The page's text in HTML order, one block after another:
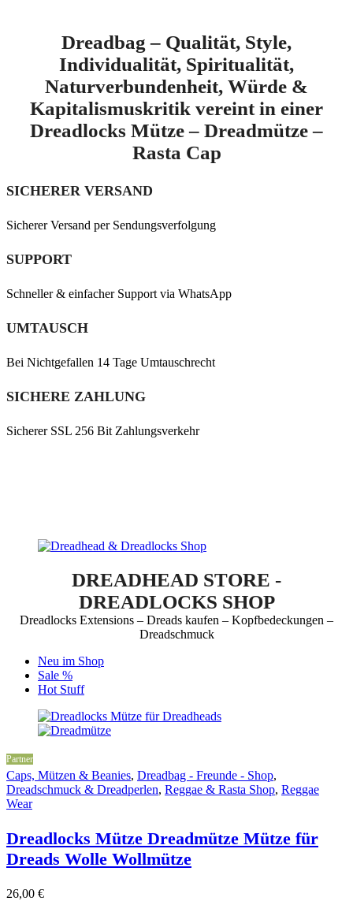
Dreadbag – Qualität, Style,
Individualität, Spiritualität,
Naturverbundenheit, Würde &
Kapitalismuskritik vereint in einer
Dreadlocks Mütze – Dreadmütze –
Rasta Cap
SICHERER VERSAND
Sicherer Versand per Sendungsverfolgung
SUPPORT
Schneller & einfacher Support via WhatsApp
UMTAUSCH
Bei Nichtgefallen 14 Tage Umtauschrecht
SICHERE ZAHLUNG
Sicherer SSL 256 Bit Zahlungsverkehr
DREADHEAD STORE -
DREADLOCKS SHOP
Dreadlocks Extensions – Dreads kaufen – Kopfbedeckungen –
Dreadschmuck
Neu im Shop
Sale %
Hot Stuff
Partner
Caps, Mützen & Beanies, Dreadbag - Freunde - Shop,
Dreadschmuck & Dreadperlen, Reggae & Rasta Shop, Reggae
Wear
Dreadlocks Mütze Dreadmütze Mütze für
Dreads Wolle Wollmütze
26,00 €